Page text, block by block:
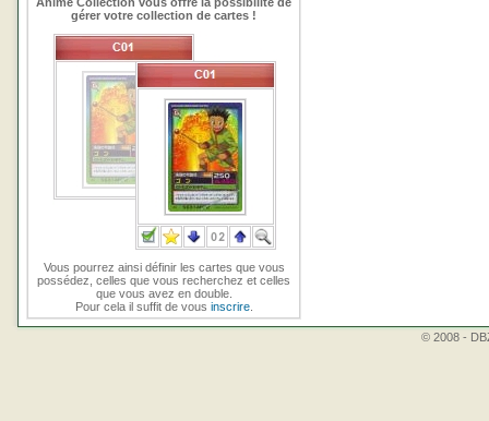
gérer votre collection de cartes !
Vous pourrez ainsi définir les cartes que vous
possédez, celles que vous recherchez et celles
que vous avez en double.
Pour cela il suffit de vous inscrire.
© 2008 -